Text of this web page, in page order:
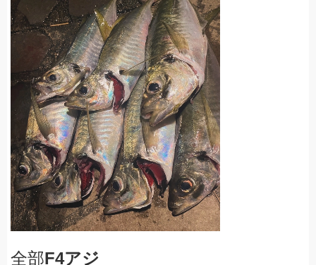
全部F4アジ